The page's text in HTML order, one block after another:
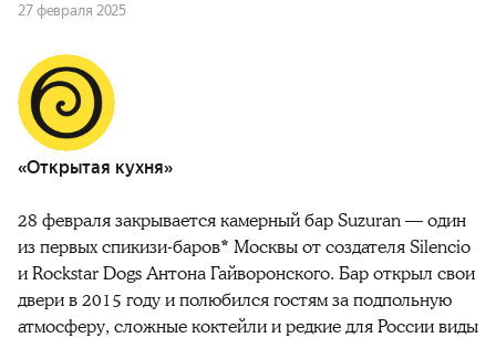
27 февраля 2025
«Открытая кухня»
28 февраля закрывается камерный бар Suzuran — один
из первых спикизи-баров* Москвы от создателя Silencio
и Rockstar Dogs Антона Гайворонского. Бар открыл свои
двери в 2015 году и полюбился гостям за подпольную
атмосферу, сложные коктейли и редкие для России виды